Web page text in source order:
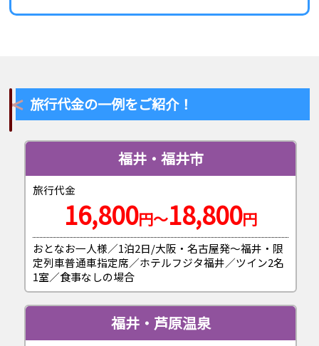
旅行代金の一例をご紹介！
福井・福井市
旅行代金
16,800円～18,800円
おとなお一人様／1泊2日/大阪・名古屋発～福井・限
定列車普通車指定席／ホテルフジタ福井／ツイン2名
1室／食事なしの場合
福井・芦原温泉